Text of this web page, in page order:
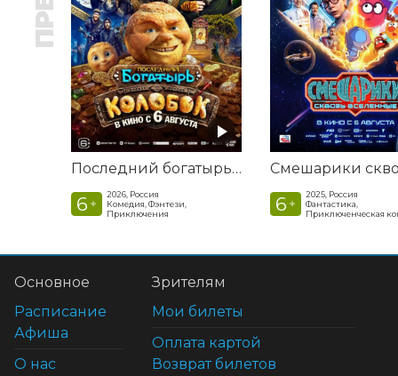
Последний богатырь. Колобок
6 +
2026, Россия
Комедия, Фэнтези,
Приключения
6 +
2025, Россия
Фантастика,
Приключенческая
Основное
Расписание
Афиша
О нас
Зрителям
Мои билеты
Оплата картой
Возврат билетов